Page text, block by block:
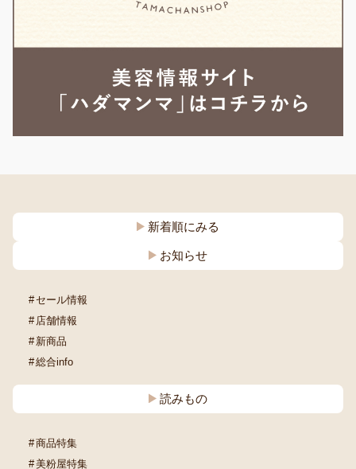
新着順にみる
お知らせ
セール情報
店舗情報
新商品
総合info
読みもの
商品特集
美粉屋特集